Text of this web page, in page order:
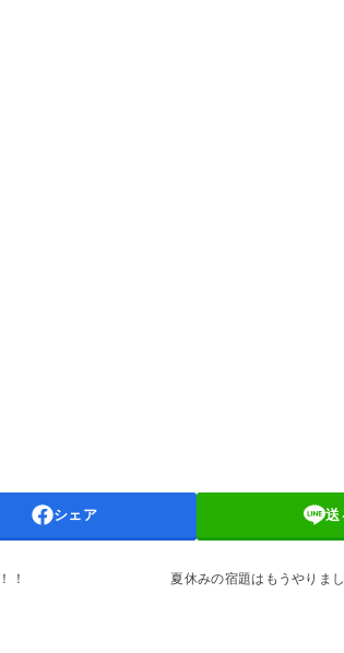
シェア 送
！ 夏休みの宿題はもうやりま